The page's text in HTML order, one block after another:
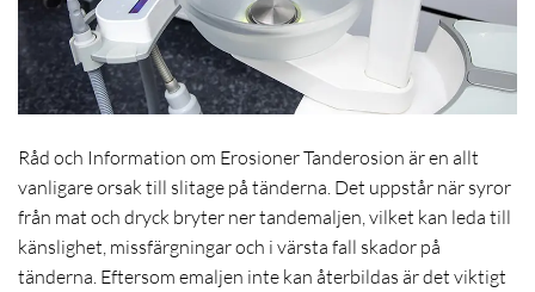
Råd och Information om Erosioner Tanderosion är en allt
vanligare orsak till slitage på tänderna. Det uppstår när syror
från mat och dryck bryter ner tandemaljen, vilket kan leda till
känslighet, missfärgningar och i värsta fall skador på
tänderna. Eftersom emaljen inte kan återbildas är det viktigt